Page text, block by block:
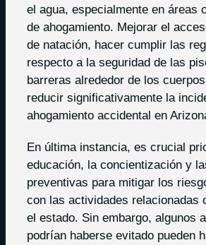
el agua, especialmente en áreas
de ahogamiento. Mejorar el
de natación, hacer cumplir las
respecto a la seguridad de las
barreras alrededor de los
reducir significativamente la
ahogamiento accidental en
En última instancia, es crucial
educación, la concientización y
preventivas para mitigar los
con las actividades relacionadas
el estado. Sin embargo, algunos
podrían haberse evitado pueden